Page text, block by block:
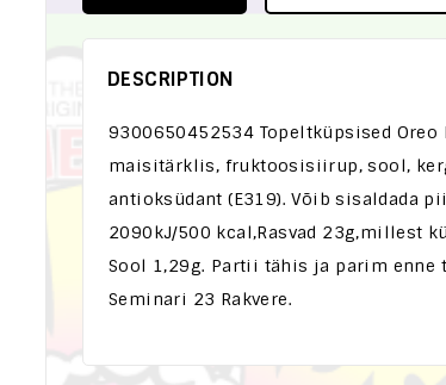
DESCRIPTION
9300650452534 Topeltküpsised
maisitärklis, fruktoosisiirup, sool,
antioksüdant (E319). Võib sisaldada
2090kJ/500 kcal,Rasvad 23g,millest
Sool 1,29g. Partii tähis ja parim enne
Seminari 23 Rakvere.